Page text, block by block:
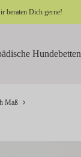
beraten Dich gerne!
Hundebetten
Maß